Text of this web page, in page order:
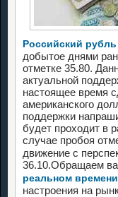
Российский рубль
добытое днями
отметке 35.80.
актуальной
настоящее время
американского
поддержки
будет проходит в
случае пробоя
движение с
36.10.Обращаем
реальном времени
настроения на